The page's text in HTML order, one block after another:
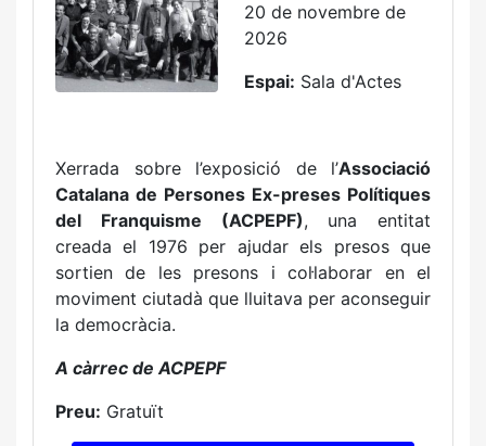
20 de novembre de
2026
Espai: Sala d'Actes
Xerrada sobre l’exposició de l’Associació
Catalana de Persones Ex-preses Polítiques
del Franquisme (ACPEPF), una entitat
creada el 1976 per ajudar els presos que
sortien de les presons i col·laborar en el
moviment ciutadà que lluitava per aconseguir
la democràcia.
A càrrec de ACPEPF
Preu: Gratuït